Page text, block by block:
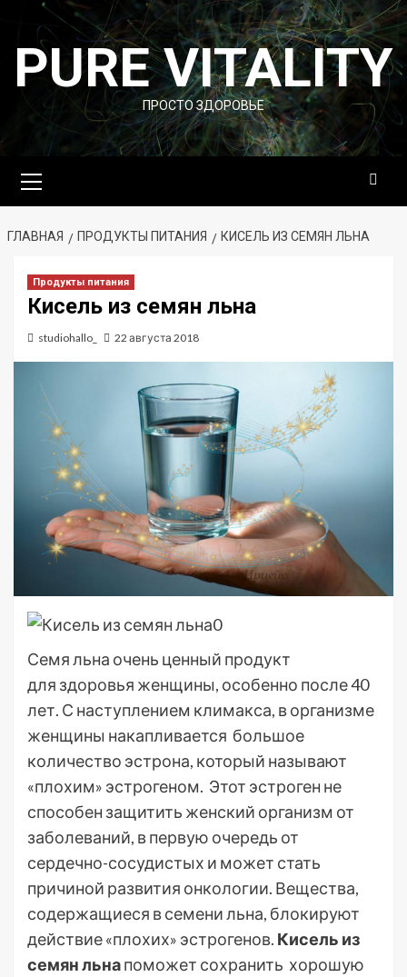
Перейти
содержимому
PURE VITALITY
ПРОСТО ЗДОРОВЬЕ
меню
ГЛАВНАЯ ПРОДУКТЫ ПИТАНИЯ КИСЕЛЬ ИЗ СЕМЯН ЛЬНА
Продукты питания
Кисель из семян льна
studiohallo_ 22 августа 2018
Семя льна очень ценный продукт
для здоровья женщины, особенно после 40
лет. С наступлением климакса, в организме
женщины накапливается большое
количество эстрона, который называют
«плохим» эстрогеном. Этот эстроген не
способен защитить женский организм от
заболеваний, в первую очередь от
сердечно-сосудистых и может стать
причиной развития онкологии. Вещества,
содержащиеся в семени льна, блокируют
действие «плохих» эстрогенов. Кисель из
семян льнапоможет сохранить хорошую